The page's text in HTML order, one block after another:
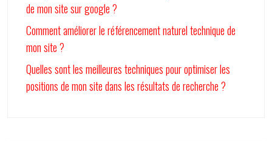
de mon site sur google ?
Comment améliorer le référencement naturel technique de
mon site ?
Quelles sont les meilleures techniques pour optimiser les
positions de mon site dans les résultats de recherche ?